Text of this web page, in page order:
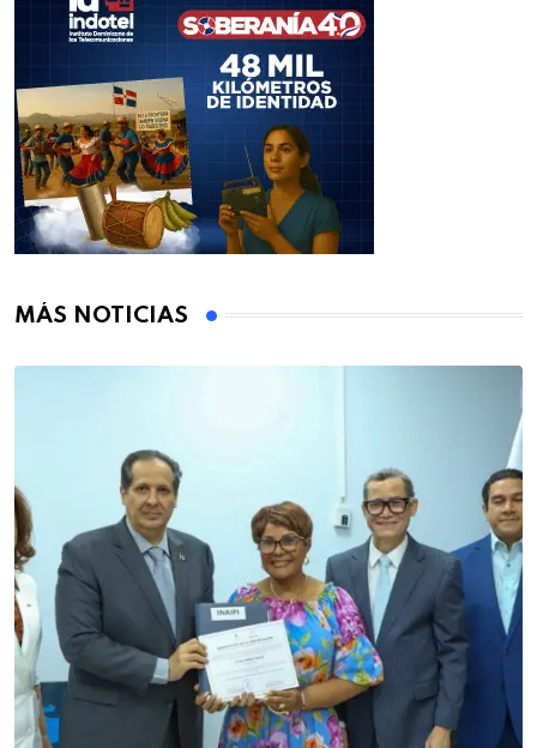
MÁS NOTICIAS